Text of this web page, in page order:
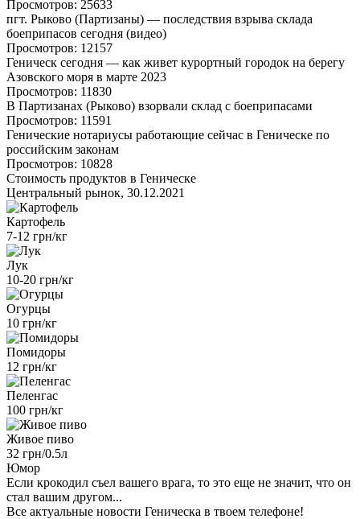
Просмотров: 25633
пгт. Рыково (Партизаны) — последствия взрыва склада
боеприпасов сегодня (видео)
Просмотров: 12157
Геническ сегодня — как живет курортный городок на берегу
Азовского моря в марте 2023
Просмотров: 11830
В Партизанах (Рыково) взорвали склад с боеприпасами
Просмотров: 11591
Генические нотариусы работающие сейчас в Геническе по
российским законам
Просмотров: 10828
Стоимость продуктов в Геническе
Центральный рынок, 30.12.2021
Картофель
7-12 грн/кг
Лук
10-20 грн/кг
Огурцы
10 грн/кг
Помидоры
12 грн/кг
Пеленгас
100 грн/кг
Живое пиво
32 грн/0.5л
Юмор
Если крокодил съел вашего врага, то это еще не значит, что он
стал вашим другом...
Все актуальные новости Геническа в твоем телефоне!